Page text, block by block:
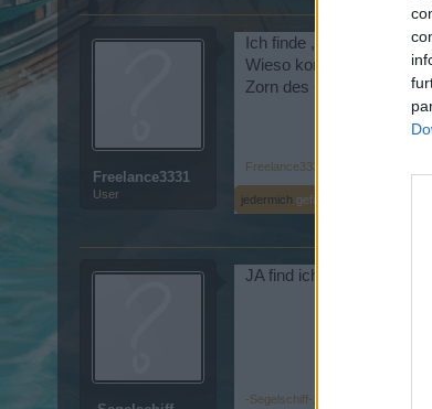
Freelance3331
User
Ich finde ,dass Zorn des
Wieso konnte Bigpoint
Zorn des Celeritas sieht
Freelance3331
jedermich gefällt dies.
JA find ich auch .
-Segelschiff-